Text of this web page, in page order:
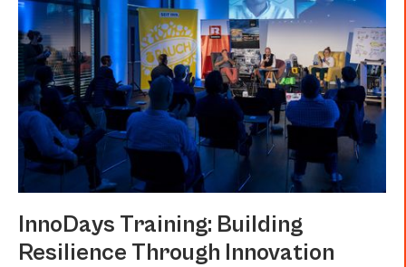
InnoDays Training: Building
Resilience Through Innovation